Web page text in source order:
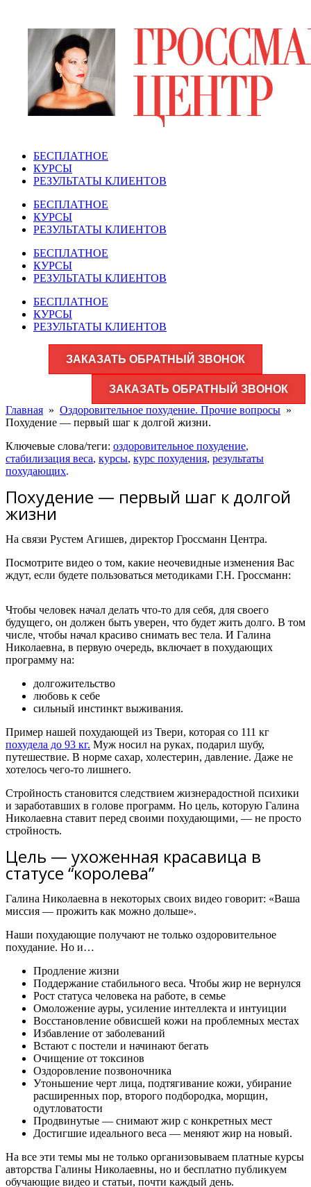
содержимому
БЕСПЛАТНОЕ
КУРСЫ
РЕЗУЛЬТАТЫ КЛИЕНТОВ
БЕСПЛАТНОЕ
КУРСЫ
РЕЗУЛЬТАТЫ КЛИЕНТОВ
БЕСПЛАТНОЕ
КУРСЫ
РЕЗУЛЬТАТЫ КЛИЕНТОВ
БЕСПЛАТНОЕ
КУРСЫ
РЕЗУЛЬТАТЫ КЛИЕНТОВ
ЗАКАЗАТЬ ОБРАТНЫЙ ЗВОНОК
ЗАКАЗАТЬ ОБРАТНЫЙ ЗВОНОК
Главная » Оздоровительное похудение. Прочие вопросы »
Похудение — первый шаг к долгой жизни.
Ключевые слова/теги: оздоровительное похудение,
стабилизация веса, курсы, курс похудения, результаты
похудающих.
Похудение — первый шаг к долгой
жизни
На связи Рустем Агишев, директор Гроссманн Центра.
Посмотрите видео о том, какие неочевидные изменения Вас
ждут, если будете пользоваться методиками Г.Н. Гроссманн:
Чтобы человек начал делать что-то для себя, для своего
будущего, он должен быть уверен, что будет жить долго. В том
числе, чтобы начал красиво снимать вес тела. И Галина
Николаевна, в первую очередь, включает в похудающих
программу на:
долгожительство
любовь к себе
сильный инстинкт выживания.
Пример нашей похудающей из Твери, которая со 111 кг
похудела до 93 кг. Муж носил на руках, подарил шубу,
путешествие. В норме сахар, холестерин, давление. Даже не
хотелось чего-то лишнего.
Стройность становится следствием жизнерадостной психики
и заработавших в голове программ. Но цель, которую Галина
Николаевна ставит перед своими похудающими, — не просто
стройность.
Цель — ухоженная красавица в
статусе “королева”
Галина Николаевна в некоторых своих видео говорит: «Ваша
миссия — прожить как можно дольше».
Наши похудающие получают не только оздоровительное
похудание. Но и…
Продление жизни
Поддержание стабильного веса. Чтобы жир не вернулся
Рост статуса человека на работе, в семье
Омоложение ауры, усиление интеллекта и интуиции
Восстановление обвисшей кожи на проблемных местах
Избавление от заболеваний
Встают с постели и начинают бегать
Очищение от токсинов
Оздоровление позвоночника
Утоньшение черт лица, подтягивание кожи, убирание
расширенных пор, второго подбородка, морщин,
одутловатости
Продвинутые — снимают жир с конкретных мест
Достигшие идеального веса — меняют жир на новый.
На все эти темы мы не только организовываем платные курсы
авторства Галины Николаевны, но и бесплатно публикуем
обучающие видео и статьи, почти каждый день.